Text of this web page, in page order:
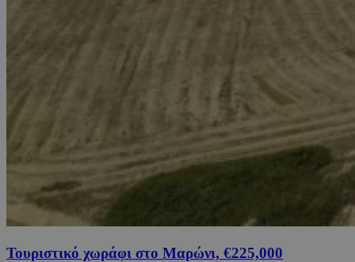
Τουριστικό χωράφι στο Μαρώνι, €225,000